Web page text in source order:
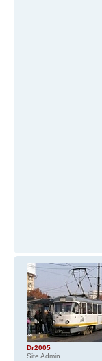
Dr2005
Site Admin